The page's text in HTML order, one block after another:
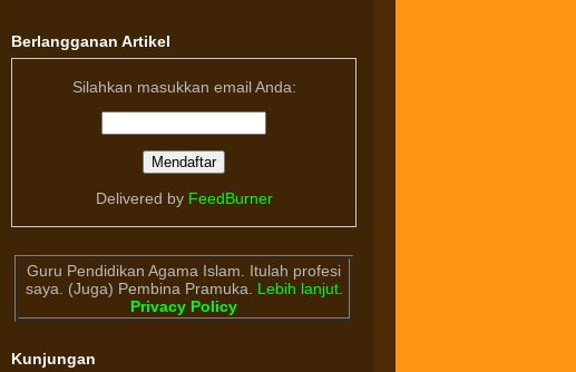
Berlangganan Artikel
Silahkan masukkan email Anda:
Delivered by FeedBurner
Guru Pendidikan Agama Islam. Itulah profesi
saya. (Juga) Pembina Pramuka.
Lebih lanjut.
Privacy Policy
Kunjungan